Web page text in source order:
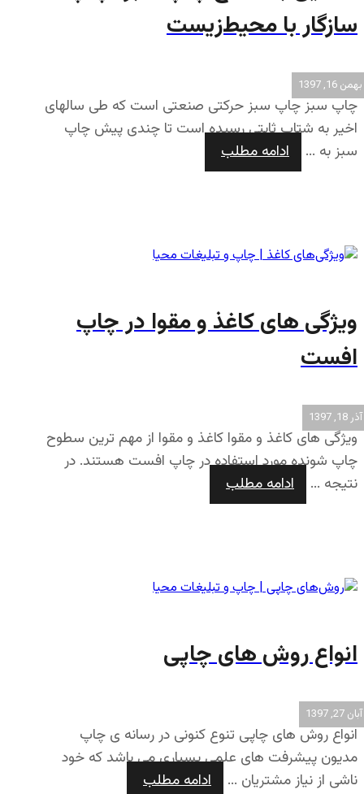
سازگار با محیط‌زیست
بهمن 16, 1397
چاپ سبز چاپ سبز حرکتی صنعتی است که طی سالهای
اخیر به شتاب ثابتی رسیده است تا چندی پیش چاپ
سبز به ...
ادامه مطلب
ویژگی های کاغذ و مقوا در چاپ
افست
آذر 18, 1397
ویژگی های کاغذ و مقوا کاغذ و مقوا از مهم ترین سطوح
چاپ شونده مورد استفاده در چاپ افست هستند. در
نتیجه ...
ادامه مطلب
انواع روش های چاپی
آبان 27, 1397
انواع روش‌ های چاپی تنوع کنونی در رسانه ی چاپ
مدیون پیشرفت های علمی بسیاری می باشد که خود
ناشی از نیاز مشتریان ...
ادامه مطلب